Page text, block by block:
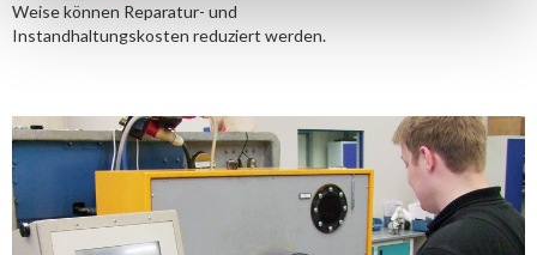
Weise können Reparatur- und
Instandhaltungskosten reduziert werden.